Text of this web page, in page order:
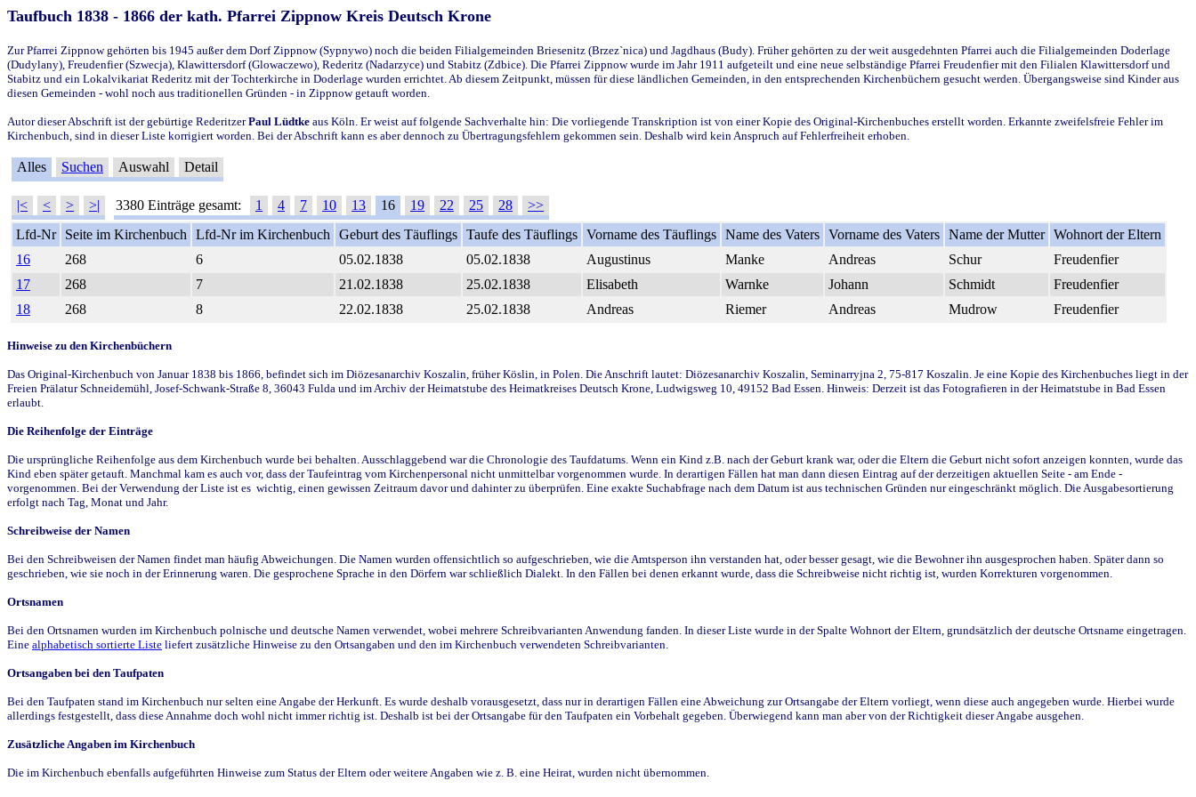
Taufbuch 1838 - 1866 der kath. Pfarrei Zippnow Kreis Deutsch Krone
Zur Pfarrei Zippnow gehörten bis 1945 außer dem Dorf Zippnow (Sypnywo) noch die beiden Filialgemeinden Briesenitz (Brzez`nica) und Jagdhaus (Budy). Früher gehörten zu der weit ausgedehnten Pfarrei auch die Filialgemeinden Doderlage
(Dudylany), Freudenfier (Szwecja), Klawittersdorf (Glowaczewo), Rederitz (Nadarzyce) und Stabitz (Zdbice). Die Pfarrei Zippnow wurde im Jahr 1911 aufgeteilt und eine neue selbständige Pfarrei Freudenfier mit den Filialen Klawittersdorf und
Stabitz und ein Lokalvikariat Rederitz mit der Tochterkirche in Doderlage wurden errichtet. Ab diesem Zeitpunkt, müssen für diese ländlichen Gemeinden, in den entsprechenden Kirchenbüchern gesucht werden. Übergangsweise sind Kinder aus
diesen Gemeinden - wohl noch aus traditionellen Gründen - in Zippnow getauft worden.
Autor dieser Abschrift ist der gebürtige RederitzerPaul Lüdtke aus Köln. Er weist auf folgende Sachverhalte hin: Die vorliegende Transkription ist von einer Kopie des Original-Kirchenbuches erstellt worden. Erkannte zweifelsfreie Fehler im
Kirchenbuch, sind in dieser Liste korrigiert worden. Bei der Abschrift kann es aber dennoch zu Übertragungsfehlern gekommen sein. Deshalb wird kein Anspruch auf Fehlerfreiheit erhoben.
Alles Suchen Auswahl Detail
|< < > >| 3380 Einträge gesamt: 1 4 7 10 13 16 19 22 25 28
>>
Lfd-Nr
Seite im Kirchenbuch Lfd-Nr im Kirchenbuch Geburt des Täuflings Taufe des Täuflings Vorname des Täuflings Name des Vaters Vorname des Vaters Name der Mutter Wohnort der Eltern
16
268 6 05.02.1838 05.02.1838 Augustinus Manke Andreas Schur
Freudenfier
17
268 7 21.02.1838 25.02.1838 Elisabeth Warnke Johann Schmidt
Freudenfier
18
268 8 22.02.1838 25.02.1838 Andreas Riemer Andreas Mudrow Freudenfier
Hinweise zu den Kirchenbüchern
Das Original-Kirchenbuch von Januar 1838 bis 1866, befindet sich im Diözesanarchiv Koszalin, früher Köslin, in Polen. Die Anschrift lautet: Diözesanarchiv Koszalin, Seminarryjna 2, 75-817 Koszalin. Je eine Kopie des Kirchenbuches liegt in der
Freien Prälatur Schneidemühl, Josef-Schwank-Straße 8, 36043 Fulda und im Archiv der Heimatstube des Heimatkreises Deutsch Krone, Ludwigsweg 10, 49152 Bad Essen. Hinweis: Derzeit ist das Fotografieren in der Heimatstube in Bad Essen
erlaubt.
Die Reihenfolge der Einträge
Die ursprüngliche Reihenfolge aus dem Kirchenbuch wurde bei behalten. Ausschlaggebend war die Chronologie des Taufdatums. Wenn ein Kind z.B. nach der Geburt krank war, oder die Eltern die Geburt nicht sofort anzeigen konnten, wurde das
Kind eben später getauft. Manchmal kam es auch vor, dass der Taufeintrag vom Kirchenpersonal nicht unmittelbar vorgenommen wurde. In derartigen Fällen hat man dann diesen Eintrag auf der derzeitigen aktuellen Seite - am Ende -
vorgenommen. Bei der Verwendung der Liste ist es wichtig, einen gewissen Zeitraum davor und dahinter zu überprüfen. Eine exakte Suchabfrage nach dem Datum ist aus technischen Gründen nur eingeschränkt möglich. Die Ausgabesortierung
erfolgt nach Tag, Monat und Jahr.
Schreibweise der Namen
Bei den Schreibweisen der Namen findet man häufig Abweichungen. Die Namen wurden offensichtlich so aufgeschrieben, wie die Amtsperson ihn verstanden hat, oder besser gesagt, wie die Bewohner ihn ausgesprochen haben. Später dann so
geschrieben, wie sie noch in der Erinnerung waren. Die gesprochene Sprache in den Dörfern war schließlich Dialekt. In den Fällen bei denen erkannt wurde, dass die Schreibweise nicht richtig ist, wurden Korrekturen vorgenommen.
Ortsnamen
Bei den Ortsnamen wurden im Kirchenbuch polnische und deutsche Namen verwendet, wobei mehrere Schreibvarianten Anwendung fanden. In dieser Liste wurde in der Spalte Wohnort der Eltern, grundsätzlich der deutsche Ortsname eingetragen.
Eine alphabetisch sortierte Liste liefert zusätzliche Hinweise zu den Ortsangaben und den im Kirchenbuch verwendeten Schreibvarianten.
Ortsangaben bei den Taufpaten
Bei den Taufpaten stand im Kirchenbuch nur selten eine Angabe der Herkunft. Es wurde deshalb vorausgesetzt, dass nur in derartigen Fällen eine Abweichung zur Ortsangabe der Eltern vorliegt, wenn diese auch angegeben wurde. Hierbei wurde
allerdings festgestellt, dass diese Annahme doch wohl nicht immer richtig ist. Deshalb ist bei der Ortsangabe für den Taufpaten ein Vorbehalt gegeben. Überwiegend kann man aber von der Richtigkeit dieser Angabe ausgehen.
Zusätzliche Angaben im Kirchenbuch
Die im Kirchenbuch ebenfalls aufgeführten Hinweise zum Status der Eltern oder weitere Angaben wie z. B. eine Heirat, wurden nicht übernommen.